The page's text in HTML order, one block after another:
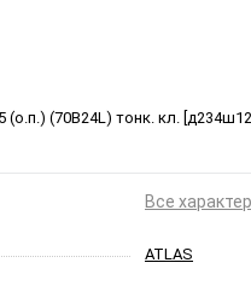
(о.п.) (70B24L) тонк. кл.
Все
ATLAS